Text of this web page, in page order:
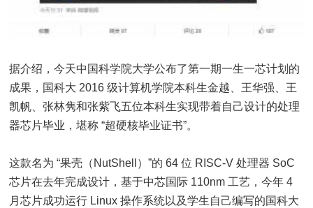
据介绍，今天中国科学院大学公布了第一期一生一芯计划的
成果，国科大 2016 级计算机学院本科生金越、王华强、王
凯帆、张林隽和张紫飞五位本科生实现带着自己设计的处理
器芯片毕业，堪称 “超硬核毕业证书”。
这款名为 “果壳（NutShell）”的 64 位 RISC-V 处理器 SoC
芯片在去年完成设计，基于中芯国际 110nm 工艺，今年 4
月芯片成功运行 Linux 操作系统以及学生自己编写的国科大